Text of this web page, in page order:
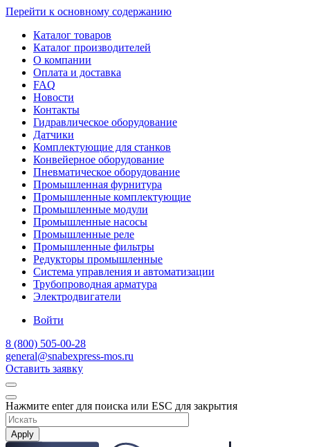
Перейти к основному содержанию
Каталог товаров
Каталог производителей
О компании
Оплата и доставка
FAQ
Новости
Контакты
Гидравлическое оборудование
Датчики
Комплектующие для станков
Конвейерное оборудование
Пневматическое оборудование
Промышленная фурнитура
Промышленные комплектующие
Промышленные модули
Промышленные насосы
Промышленные реле
Промышленные фильтры
Редукторы промышленные
Система управления и автоматизации
Трубопроводная арматура
Электродвигатели
Войти
8 (800) 505-00-28
general@snabexpress-mos.ru
Оставить заявку
Нажмите enter для поиска или ESC для закрытия
Apply